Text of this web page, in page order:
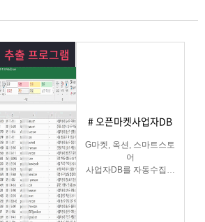
출 프로그램
# 오픈마켓사업자DB
G마켓, 옥션, 스마트스토
어
사업자DB를 자동수집해